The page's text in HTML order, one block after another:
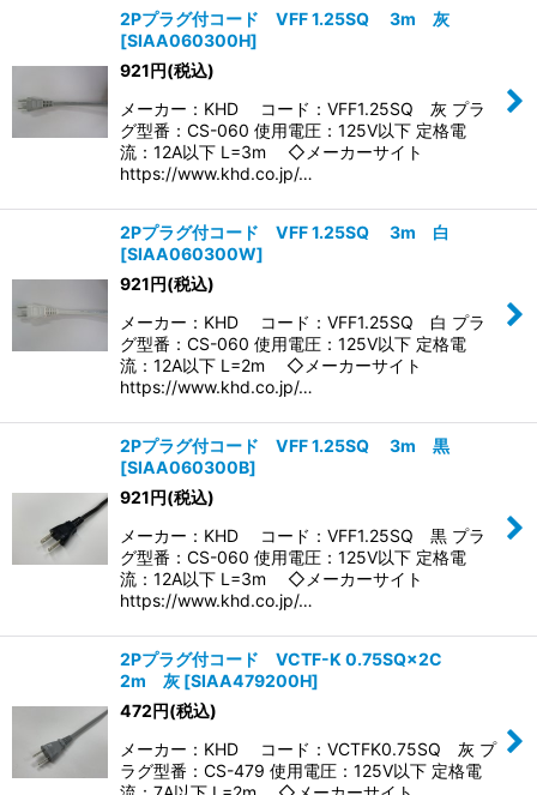
2Pプラグ付コード VFF 1.25SQ 3m 灰
[SIAA060300H]
921円(税込)
メーカー：KHD コード：VFF1.25SQ 灰 プラ
グ型番：CS-060 使用電圧：125V以下 定格電
流：12A以下 L=3m ◇メーカーサイト
https://www.khd.co.jp/…
2Pプラグ付コード VFF 1.25SQ 3m 白
[SIAA060300W]
921円(税込)
メーカー：KHD コード：VFF1.25SQ 白 プラ
グ型番：CS-060 使用電圧：125V以下 定格電
流：12A以下 L=2m ◇メーカーサイト
https://www.khd.co.jp/…
2Pプラグ付コード VFF 1.25SQ 3m 黒
[SIAA060300B]
921円(税込)
メーカー：KHD コード：VFF1.25SQ 黒 プラ
グ型番：CS-060 使用電圧：125V以下 定格電
流：12A以下 L=3m ◇メーカーサイト
https://www.khd.co.jp/…
2Pプラグ付コード VCTF-K 0.75SQ×2C
2m 灰 [SIAA479200H]
472円(税込)
メーカー：KHD コード：VCTFK0.75SQ 灰 プ
ラグ型番：CS-479 使用電圧：125V以下 定格電